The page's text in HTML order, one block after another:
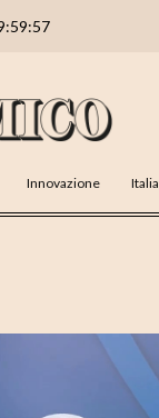
Innovazione Italia